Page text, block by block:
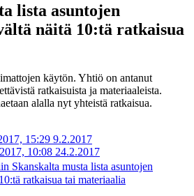
lista asuntojen
näitä 10:tä ratkaisua
käytön. Yhtiö on antanut
ratkaisuista ja materiaaleista.
alalla nyt yhteistä ratkaisua.
15:29 9.2.2017
10:08 24.2.2017
Skanskalta musta lista asuntojen
ratkaisua tai materiaalia